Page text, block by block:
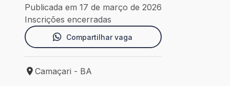
Publicada em 17 de março de 2026
Inscrições encerradas
Compartilhar vaga
Local de trabalho: Camaçari - BA
Camaçari - BA